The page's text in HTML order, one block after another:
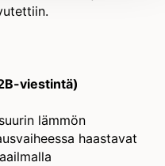
viestintä)
lämmön
haastavat